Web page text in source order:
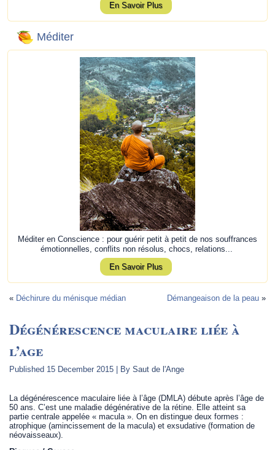
En Savoir Plus
Méditer
Méditer en Conscience : pour guérir petit à petit de nos souffrances
émotionnelles, conflits non résolus, chocs, relations...
En Savoir Plus
« Déchirure du ménisque médian Démangeaison de la peau»
Dégénérescence maculaire liée à
l’age
Published 15 December 2015 By Saut de l'Ange
La dégénérescence maculaire liée à l’âge (DMLA) débute après l’âge de
50 ans. C’est une maladie dégénérative de la rétine. Elle atteint sa
partie centrale appelée « macula ». On en distingue deux formes :
atrophique (amincissement de la macula) et exsudative (formation de
néovaisseaux).